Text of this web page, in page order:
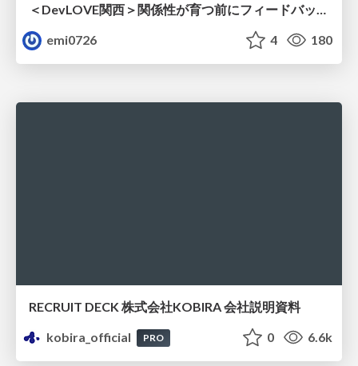
＜DevLOVE関西＞関係性が育つ前にフィードバックを届ける ～関係性が育つのを待てないとき、どう渡すのか～
emi0726
4 180
RECRUIT DECK 株式会社KOBIRA 会社説明資料
kobira_official
PRO 0 6.6k